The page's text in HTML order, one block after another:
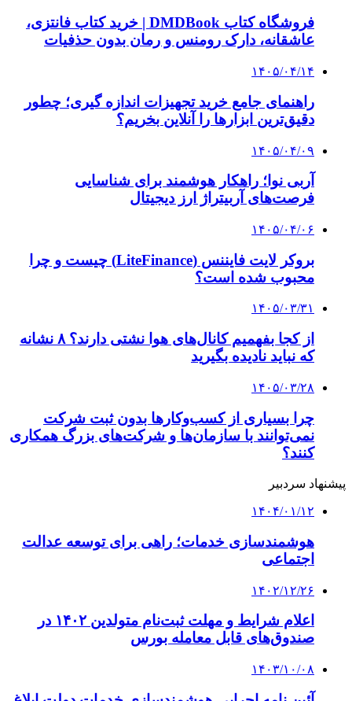
فروشگاه کتاب DMDBook | خرید کتاب فانتزی،
عاشقانه، دارک رومنس و رمان بدون حذفیات
۱۴۰۵/۰۴/۱۴
راهنمای جامع خرید تجهیزات اندازه گیری؛ چطور
دقیق‌ترین ابزارها را آنلاین بخریم؟
۱۴۰۵/۰۴/۰۹
آربی نوا؛ راهکار هوشمند برای شناسایی
فرصت‌های آربیتراژ ارز دیجیتال
۱۴۰۵/۰۴/۰۶
بروکر لایت فایننس (LiteFinance) چیست و چرا
محبوب شده است؟
۱۴۰۵/۰۳/۳۱
از کجا بفهمیم کانال‌های هوا نشتی دارند؟ ۸ نشانه
که نباید نادیده بگیرید
۱۴۰۵/۰۳/۲۸
چرا بسیاری از کسب‌وکارها بدون ثبت شرکت
نمی‌توانند با سازمان‌ها و شرکت‌های بزرگ همکاری
کنند؟
پیشنهاد سردبیر
۱۴۰۴/۰۱/۱۲
هوشمندسازی خدمات؛ راهی برای توسعه عدالت
اجتماعی
۱۴۰۲/۱۲/۲۶
اعلام شرایط و مهلت ثبت‌نام متولدین ۱۴۰۲ در
صندوق‌های قابل معامله بورس
۱۴۰۳/۱۰/۰۸